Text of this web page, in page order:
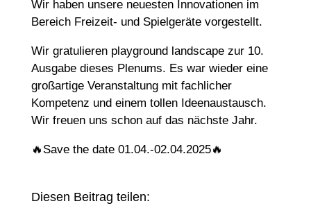
Wir haben unsere neuesten Innovationen im
Bereich Freizeit- und Spielgeräte vorgestellt.
Wir gratulieren playground landscape zur 10.
Ausgabe dieses Plenums. Es war wieder eine
großartige Veranstaltung mit fachlicher
Kompetenz und einem tollen Ideenaustausch.
Wir freuen uns schon auf das nächste Jahr.
🔥Save the date 01.04.-02.04.2025🔥
Diesen Beitrag teilen: